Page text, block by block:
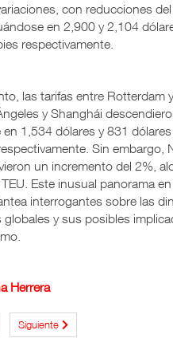
con reducciones
en 2,900 y 2,104
respectivamente.
las tarifas entre Rotterdam
y Shanghái
en 1,534 dólares y 831
Sin embargo,
un incremento del 2%,
Este inusual panorama
interrogantes sobre las
globales y sus posibles
Herrera
Siguiente